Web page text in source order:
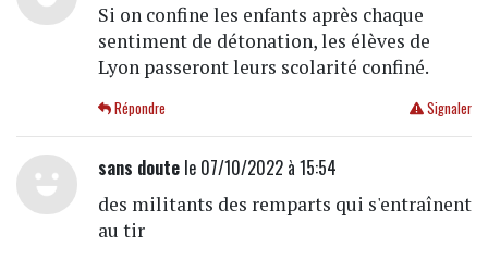
Si on confine les enfants après chaque
sentiment de détonation, les élèves de
Lyon passeront leurs scolarité confiné.
Signaler
Répondre
sans doutele 07/10/2022 à 15:54
des militants des remparts qui s'entraînent
au tir